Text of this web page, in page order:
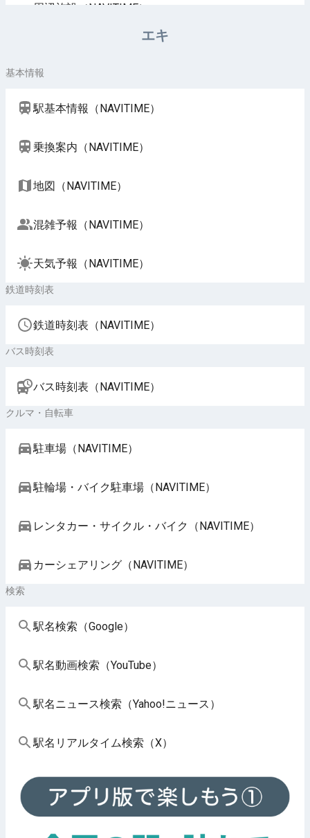
周辺施設（NAVITIME）
エキ
基本情報
駅基本情報（NAVITIME）
乗換案内（NAVITIME）
地図（NAVITIME）
混雑予報（NAVITIME）
天気予報（NAVITIME）
鉄道時刻表
鉄道時刻表（NAVITIME）
バス時刻表
バス時刻表（NAVITIME）
クルマ・自転車
駐車場（NAVITIME）
駐輪場・バイク駐車場（NAVITIME）
レンタカー・サイクル・バイク（NAVITIME）
カーシェアリング（NAVITIME）
検索
駅名検索（Google）
駅名動画検索（YouTube）
駅名ニュース検索（Yahoo!ニュース）
駅名リアルタイム検索（X）